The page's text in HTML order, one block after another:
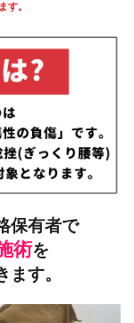
す。
保有者で
術を
す。